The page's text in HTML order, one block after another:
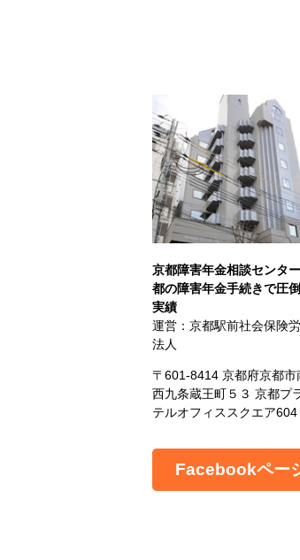
京都障害年金相談センタ
都の障害年金手続きで圧
実績
運営：京都駅前社会保険
法人
〒601-8414 京都府京都市
西九条蔵王町５３ 京都プ
テルオフィススクエア604
Facebookペー